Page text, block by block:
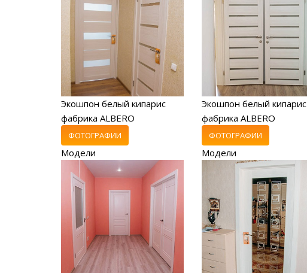
Экошпон белый кипарис
фабрика ALBERO
ФОТОГРАФИИ
Модели
Экошпон белый кипарис
фабрика ALBERO
ФОТОГРАФИИ
Модели